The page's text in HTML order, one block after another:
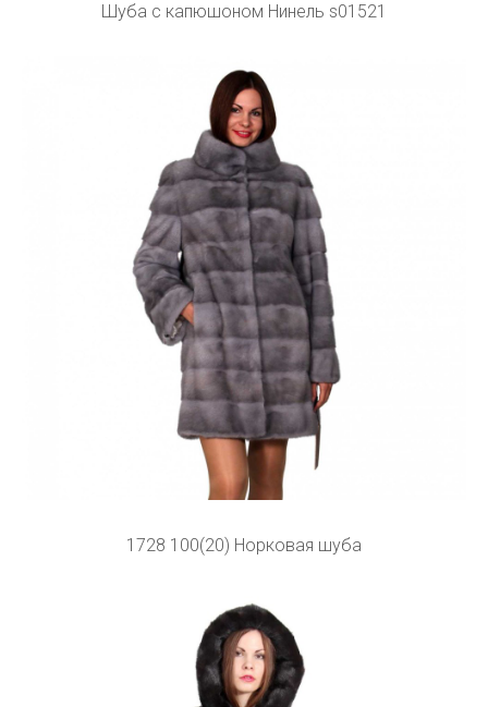
Шуба с капюшоном Нинель s01521
1728 100(20) Норковая шуба